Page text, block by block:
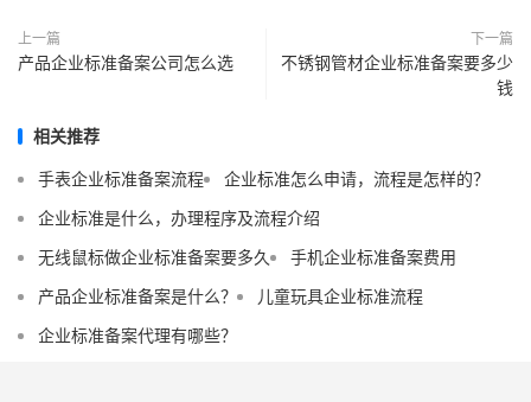
上一篇
产品企业标准备案公司怎么选
下一篇
不锈钢管材企业标准备案要多少
钱
相关推荐
手表企业标准备案流程
企业标准怎么申请，流程是怎样的？
企业标准是什么，办理程序及流程介绍
无线鼠标做企业标准备案要多久
手机企业标准备案费用
产品企业标准备案是什么？
儿童玩具企业标准流程
企业标准备案代理有哪些？